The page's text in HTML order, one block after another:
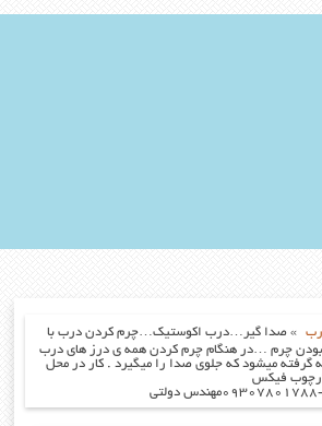
»صدا گیر…درب اکوستیک…چرم کردن درب با
چرم …در هنگام چرم کردن همه ی درز های درب
گرفته میشود که جلوی صدا را میگیرد . کار در محل
فیکس